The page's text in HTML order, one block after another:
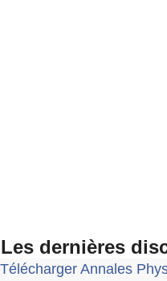
Les dernières
Télécharger Annales